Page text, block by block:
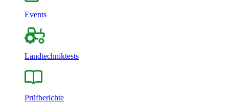
Events
Landtechniktests
Prüfberichte